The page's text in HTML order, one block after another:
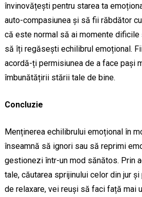
învinovățești pentru starea ta
auto-compasiunea și să fii răbdător
că este normal să ai momente
să îți regăsești echilibrul emoțional.
acordă-ți permisiunea de a face pași
îmbunătățirii stării tale de bine.
Concluzie
Menținerea echilibrului emoțional în
înseamnă să ignori sau să reprimi
gestionezi într-un mod sănătos. Prin
tale, căutarea sprijinului celor din jur
de relaxare, vei reuși să faci față mai